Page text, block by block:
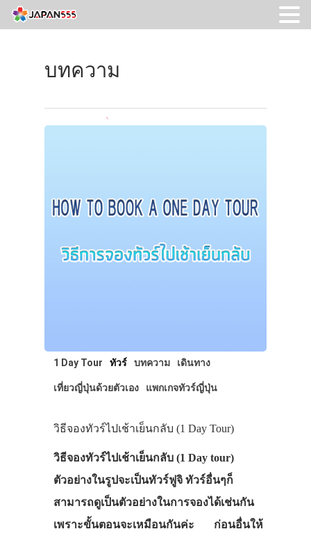
บทความ
1 Day Tour ทัวร์ บทความ เดินทาง
เที่ยวญี่ปุ่นด้วยตัวเอง แพกเกจทัวร์ญี่ปุ่น
วิธีจองทัวร์ไปเช้าเย็นกลับ (1 Day Tour)
วิธีจองทัวร์ไปเช้าเย็นกลับ (1 Day tour)
ตัวอย่างในรูปจะเป็นทัวร์ฟูจิ ทัวร์อื่นๆก็
สามารถดูเป็นตัวอย่างในการจองได้เช่นกัน
เพราะขั้นตอนจะเหมือนกันค่ะ ก่อนอื่นให้